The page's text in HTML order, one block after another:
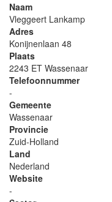
Naam
Vleggeert Lankamp
Adres
Konijnenlaan 48
Plaats
2243 ET Wassenaar
Telefoonnummer
-
Gemeente
Wassenaar
Provincie
Zuid-Holland
Land
Nederland
Website
-